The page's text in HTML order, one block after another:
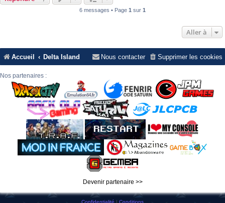
6 messages • Page 1 sur 1
Aller à
Accueil Delta Island Supprimer les cookies
Nous contacter
Nos partenaires :
Devenir partenaire >>
Confidentialité | Conditions